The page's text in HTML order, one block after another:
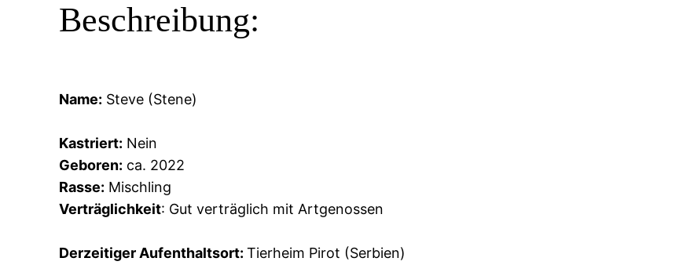
Beschreibung:
Name: Steve (Stene)
Kastriert: Nein
Geboren: ca. 2022
Rasse: Mischling
Verträglichkeit: Gut verträglich mit Artgenossen
Derzeitiger Aufenthaltsort:Tierheim Pirot (Serbien)